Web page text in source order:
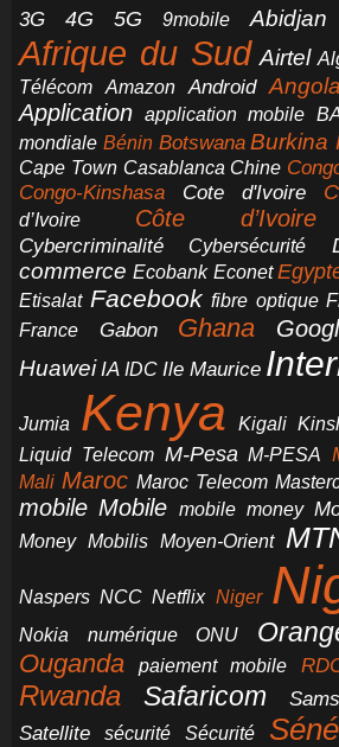
3G 4G 5G 9mobile Abidjan
Afrique du Sud Airtel
Télécom
Amazon Android Angola
Application application mobile
mondiale Bénin Botswana Burkina
Cape Town Casablanca Chine
Congo-Kinshasa Cote d'Ivoire
d’Ivoire
Côte d’Ivoire
Cybercriminalité
Cybersécurité
commerce Ecobank Econet
Etisalat Facebook fibre optique
France
Gabon Ghana
Huawei IA IDC Ile Maurice
Jumia Kenya Kigali
Liquid Telecom M-Pesa M-PESA
Mali Maroc Maroc Telecom
mobile Mobile mobile money
Money Mobilis Moyen-Orient
Naspers NCC Netflix Niger
Nokia
numérique ONU
Ouganda paiement mobile
Rwanda Safaricom
Satellite sécurité Sécurité